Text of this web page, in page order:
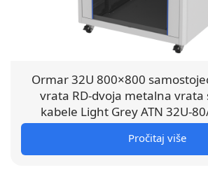
Ormar 32U 800×800
vrata RD-dvoja metalna vrata
kabele Light Grey ATN 32U-
Pročitaj više